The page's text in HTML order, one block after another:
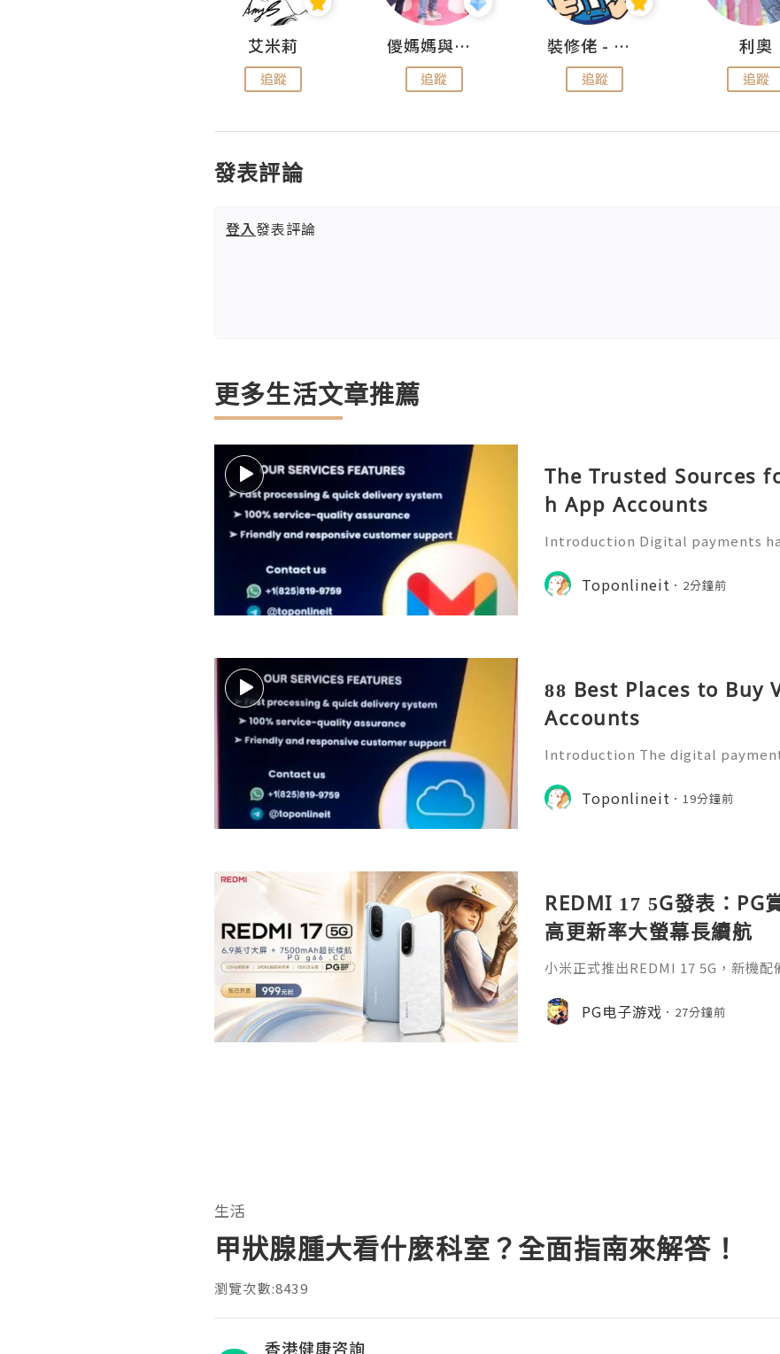
艾米莉
追蹤
儍媽媽與兩隻小魔怪之家
追蹤
裝修佬 - 香港一站式網上裝修平台
追蹤
利奧
追蹤
發表評論
登入發表評論
更多生活文章推薦
The Trusted Sources
h App Accounts
Introduction Digital payments
yment platforms to send
nage daily transactions qui
Toponlineit 2分鐘前
88 Best Places to Buy
Accounts
Introduction The digital
yday life. People now use
ending money, receivin
Toponlineit 19分鐘前
REDMI 17 5G發表：PG
高更新率大螢幕長續航
小米正式推出REDMI 17 5G，新機
求。對於喜歡PG手遊的玩家來說，
續航力，可帶來更穩定的遊戲體驗，
PG电子游戏 27分鐘前
生活
甲狀腺腫大看什麼科室？全面指南來解答！
瀏覽次數:8439
香港健康咨詢